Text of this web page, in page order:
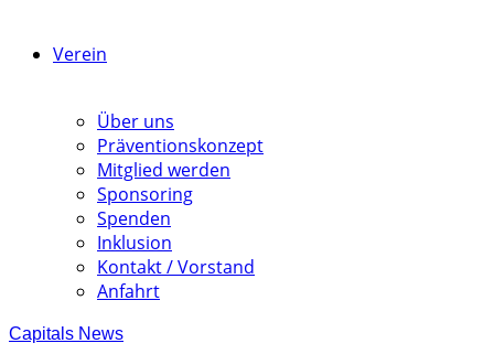
Verein
Über uns
Präventionskonzept
Mitglied werden
Sponsoring
Spenden
Inklusion
Kontakt / Vorstand
Anfahrt
Capitals News